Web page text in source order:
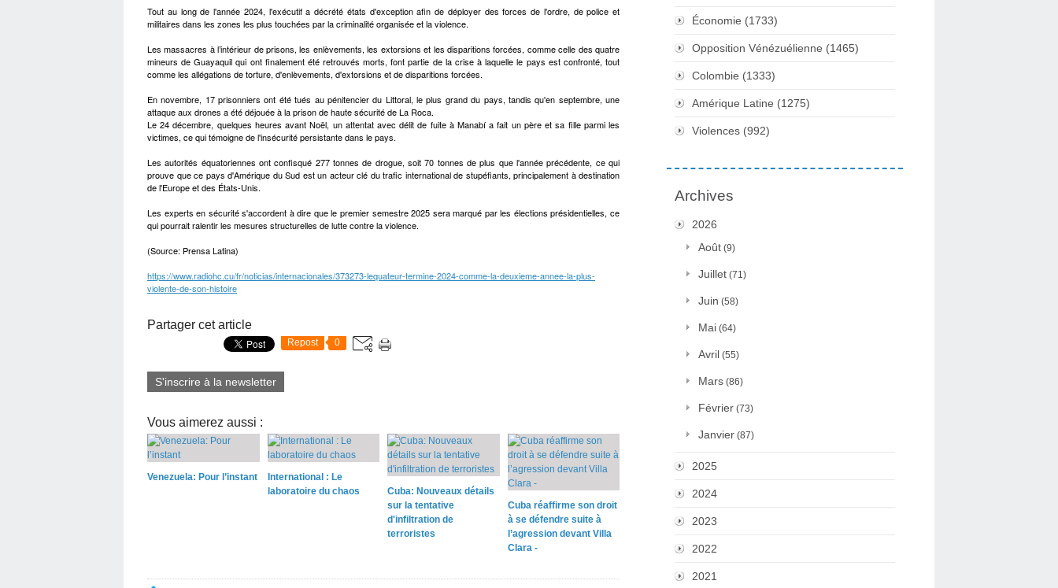
Tout au long de l'année 2024, l'exécutif a décrété états d'exception afin de déployer des forces de l'ordre, de police et
militaires dans les zones les plus touchées par la criminalité organisée et la violence.
Les massacres à l’intérieur de prisons, les enlèvements, les extorsions et les disparitions forcées, comme celle des quatre
mineurs de Guayaquil qui ont finalement été retrouvés morts, font partie de la crise à laquelle le pays est confronté, tout
comme les allégations de torture, d'enlèvements, d'extorsions et de disparitions forcées.
En novembre, 17 prisonniers ont été tués au pénitencier du Littoral, le plus grand du pays, tandis qu'en septembre, une
attaque aux drones a été déjouée à la prison de haute sécurité de La Roca.
Le 24 décembre, quelques heures avant Noël, un attentat avec délit de fuite à Manabí a fait un père et sa fille parmi les
victimes, ce qui témoigne de l'insécurité persistante dans le pays.
Les autorités équatoriennes ont confisqué 277 tonnes de drogue, soit 70 tonnes de plus que l'année précédente, ce qui
prouve que ce pays d'Amérique du Sud est un acteur clé du trafic international de stupéfiants, principalement à destination
de l'Europe et des États-Unis.
Les experts en sécurité s'accordent à dire que le premier semestre 2025 sera marqué par les élections présidentielles, ce
qui pourrait ralentir les mesures structurelles de lutte contre la violence.
(Source: Prensa Latina)
https://www.radiohc.cu/fr/noticias/internacionales/373273-lequateur-termine-2024-comme-la-deuxieme-annee-la-plus-
violente-de-son-histoire
Partager cet article
Repost 0
S'inscrire à la newsletter
Vous aimerez aussi :
Venezuela: Pour l’instant
International : Le
laboratoire du chaos
Cuba: Nouveaux détails
sur la tentative
d'infiltration de
terroristes
Cuba réaffirme son droit
à se défendre suite à
l’agression devant Villa
Clara -
Économie (1733)
Opposition Vénézuélienne (1465)
Colombie (1333)
Amérique Latine (1275)
Violences (992)
Archives
2026
Août (9)
Juillet (71)
Juin (58)
Mai (64)
Avril (55)
Mars (86)
Février (73)
Janvier (87)
2025
2024
2023
2022
2021